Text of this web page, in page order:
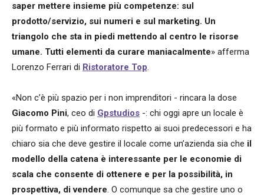
saper mettere insieme più competenze: sul
prodotto/servizio, sui numeri e sul marketing. Un
triangolo che sta in piedi mettendo al centro le risorse
umane. Tutti elementi da curare maniacalmente» afferma
Lorenzo Ferrari di Ristoratore Top.
«Non c’è più spazio per i non imprenditori - rincara la dose
Giacomo Pini, ceo di Gpstudios -: chi oggi apre un locale è
più formato e più informato rispetto ai suoi predecessori e ha
chiaro sia che deve gestire il locale come un’azienda sia che il
modello della catena è interessante per le economie di
scala che consente di ottenere e per la possibilità, in
prospettiva, di vendere. O comunque sa che gestire uno o